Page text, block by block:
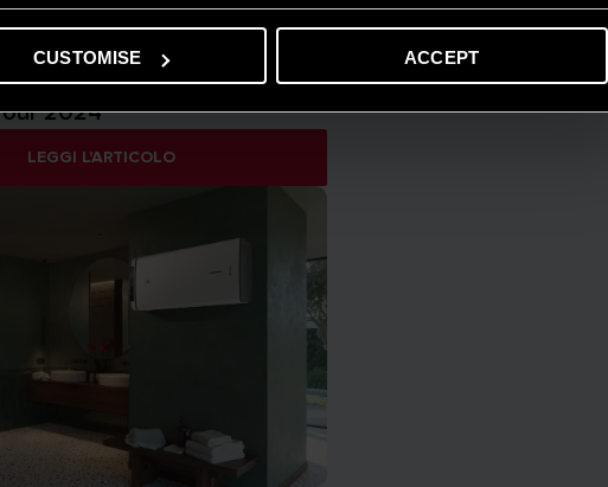
CUSTOMISE ACCEPT
2024
LEGGI L'ARTICOLO